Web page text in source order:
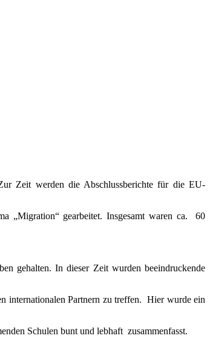
Zeit werden die Abschlussberichte für die EU-
„Migration“ gearbeitet. Insgesamt waren ca. 60
gehalten. In dieser Zeit wurden beeindruckende
internationalen Partnern zu treffen. Hier wurde ein
Schulen bunt und lebhaft zusammenfasst.